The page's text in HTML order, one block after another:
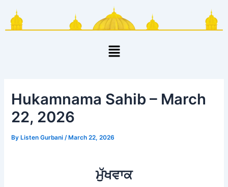
content
Menu
Hukamnama Sahib – March
22, 2026
By Listen Gurbani/ March 22, 2026
ਮੁੱਖਵਾਕ
navigation